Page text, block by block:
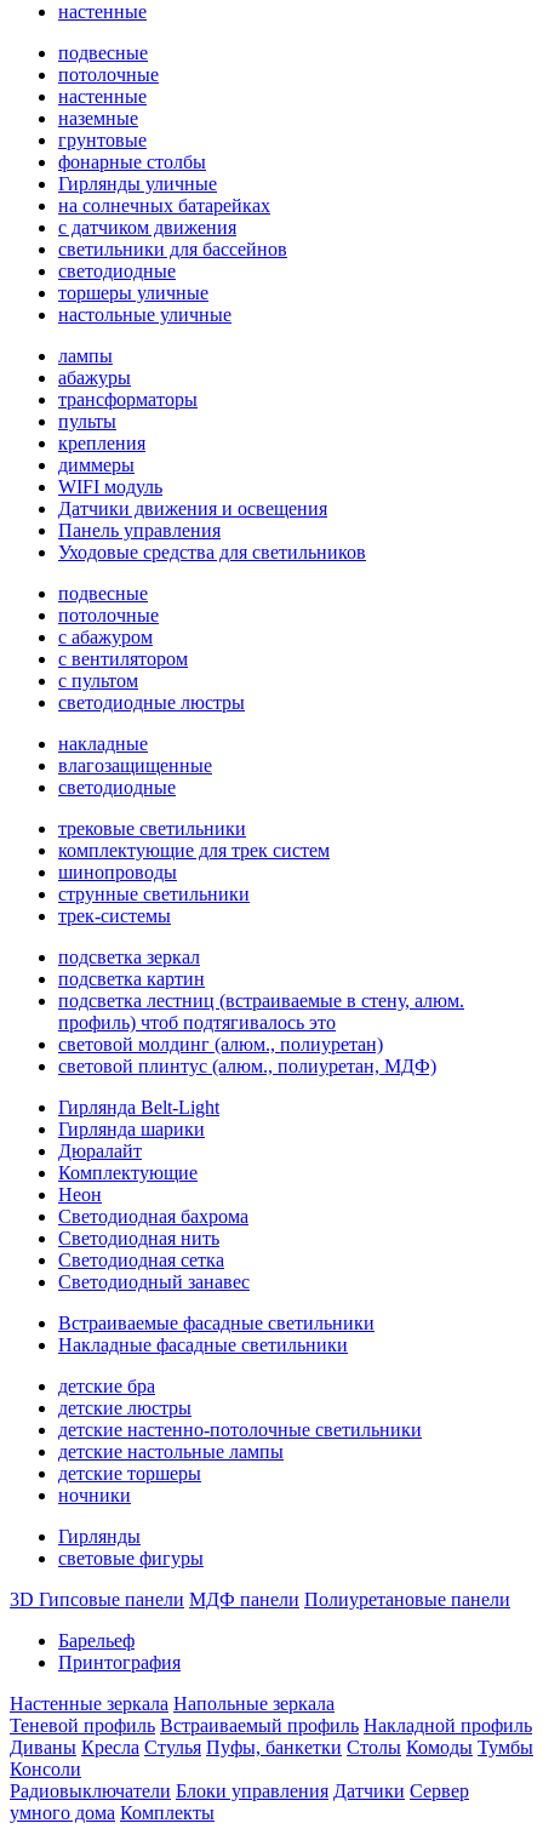
настенные
подвесные
потолочные
настенные
наземные
грунтовые
фонарные столбы
Гирлянды уличные
на солнечных батарейках
с датчиком движения
светильники для бассейнов
светодиодные
торшеры уличные
настольные уличные
лампы
абажуры
трансформаторы
пульты
крепления
диммеры
WIFI модуль
Датчики движения и освещения
Панель управления
Уходовые средства для светильников
подвесные
потолочные
с абажуром
с вентилятором
с пультом
светодиодные люстры
накладные
влагозащищенные
светодиодные
трековые светильники
комплектующие для трек систем
шинопроводы
струнные светильники
трек-системы
подсветка зеркал
подсветка картин
подсветка лестниц (встраиваемые в стену, алюм.
профиль) чтоб подтягивалось это
световой молдинг (алюм., полиуретан)
световой плинтус (алюм., полиуретан, МДФ)
Гирлянда Belt-Light
Гирлянда шарики
Дюралайт
Комплектующие
Неон
Светодиодная бахрома
Светодиодная нить
Светодиодная сетка
Светодиодный занавес
Встраиваемые фасадные светильники
Накладные фасадные светильники
детские бра
детские люстры
детские настенно-потолочные светильники
детские настольные лампы
детские торшеры
ночники
Гирлянды
световые фигуры
3D Гипсовые панели МДФ панели Полиуретановые панели
Барельеф
Принтография
Настенные зеркала Напольные зеркала
Теневой профиль Встраиваемый профиль Накладной профиль
Диваны Кресла Стулья Пуфы, банкетки Столы Комоды Тумбы
Консоли
Радиовыключатели Блоки управления Датчики Сервер
умного дома Комплекты